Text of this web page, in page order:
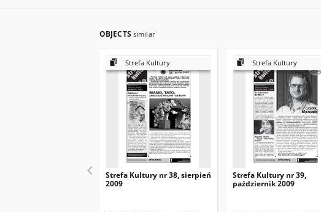
OBJECTS similar
Strefa Kultury
Strefa Kultury nr 38, sierpień
2009
Strefa Kultury
Strefa Kultury nr 39,
październik 2009